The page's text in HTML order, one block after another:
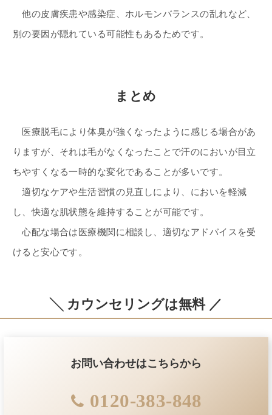
他の皮膚疾患や感染症、ホルモンバランスの乱れなど、
別の要因が隠れている可能性もあるためです。
まとめ
医療脱毛により体臭が強くなったように感じる場合があ
りますが、それは毛がなくなったことで汗のにおいが目立
ちやすくなる一時的な変化であることが多いです。
適切なケアや生活習慣の見直しにより、においを軽減
し、快適な肌状態を維持することが可能です。
心配な場合は医療機関に相談し、適切なアドバイスを受
けると安心です。
╲ カウンセリングは無料 ／
お問い合わせはこちらから
0120-383-848